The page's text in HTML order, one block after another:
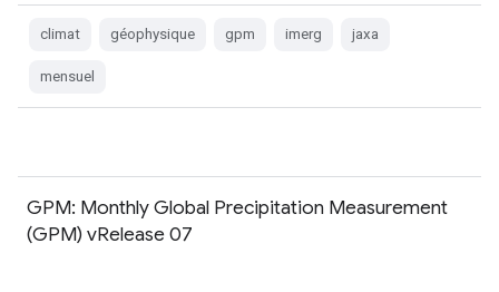
climat géophysique gpm imerg jaxa
mensuel
GPM: Monthly Global Precipitation Measurement
(GPM) vRelease 07